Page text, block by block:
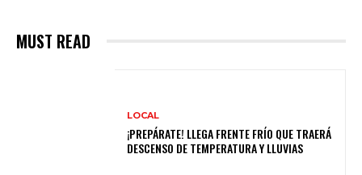
MUST READ
LOCAL
¡PREPÁRATE! LLEGA FRENTE FRÍO QUE TRAERÁ
DESCENSO DE TEMPERATURA Y LLUVIAS